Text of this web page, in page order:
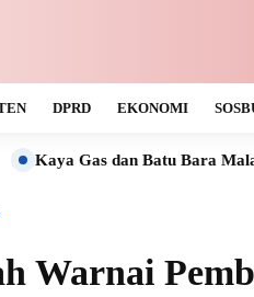
DPRD EKONOMI
Batu Bara Malah Ikut Gelap,
Warnai